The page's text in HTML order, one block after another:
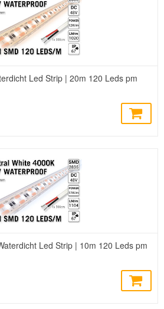
Led Strip | 20m 120 Leds pm
Led Strip | 10m 120 Leds pm